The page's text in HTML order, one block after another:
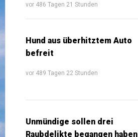
vor 486 Tagen 21 Stunden
Hund aus überhitztem Auto
befreit
vor 489 Tagen 22 Stunden
Unmündige sollen drei
Raubdelikte begangen haben